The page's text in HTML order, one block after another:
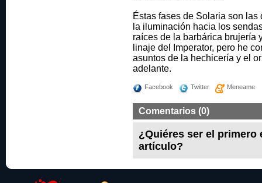
Éstas fases de Solaria son
la iluminación hacia los
raíces de la barbárica brujería
linaje del Imperator, pero he
asuntos de la hechicería y el
adelante.
Facebook Twitter Meneame
Comentarios (0)
¿Quiéres ser el primero
artículo?